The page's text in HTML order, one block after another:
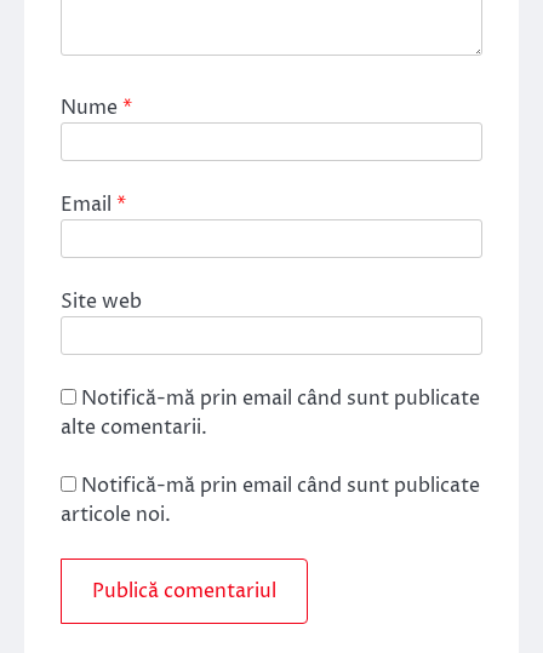
Nume*
Email *
Site web
Notifică-mă prin email când sunt publicate
alte comentarii.
Notifică-mă prin email când sunt publicate
articole noi.